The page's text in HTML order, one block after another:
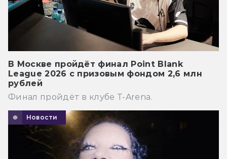
В Москве пройдёт финал Point Blank
League 2026 с призовым фондом 2,6 млн
рублей
Финал пройдёт в клубе T-Arena.
Новости